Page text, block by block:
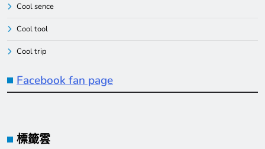
Cool sence
Cool tool
Cool trip
Facebook fan page
標籤雲